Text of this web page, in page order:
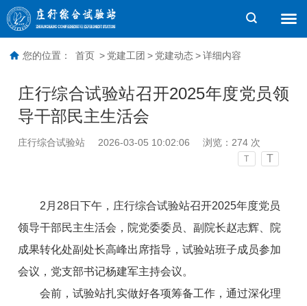
您的位置： 首页 > 党建工团 > 党建动态 > 详细内容
庄行综合试验站召开2025年度党员领
导干部民主生活会
庄行综合试验站 2026-03-05 10:02:06 浏览： 274 次
T T
2月28日下午，庄行综合试验站召开2025年度党员
领导干部民主生活会，院党委委员、副院长赵志辉、院
成果转化处副处长高峰出席指导，试验站班子成员参加
会议，党支部书记杨建军主持会议。
会前，试验站扎实做好各项筹备工作，通过深化理